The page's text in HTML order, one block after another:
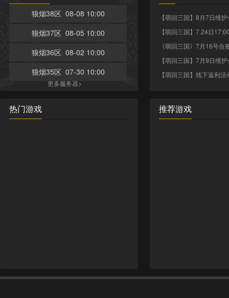
狼烟38区 08-08 10:00
狼烟37区 08-05 10:00
狼烟36区 08-02 10:00
狼烟35区 07-30 10:00
更多服务器>
热门游戏
【萌回三国】8月7日维
【萌回三国】7.24日
《萌回三国》7月16号合
【萌回三国】7月9日维
【萌回三国】线下返利活
推荐游戏